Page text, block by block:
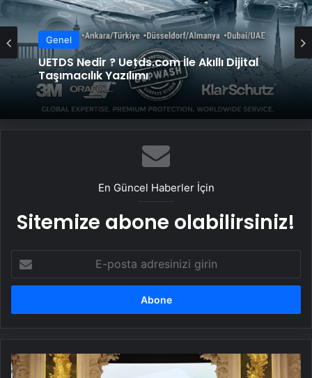
Genel
UETDS Nedir ? Uetds.com İle Akıllı Dijital
Taşımacılık Yazılımı
En Güncel Haberler İçin
Sitemize abone olabilirsiniz!
posta
adresinizi
Zhang
Guoqing